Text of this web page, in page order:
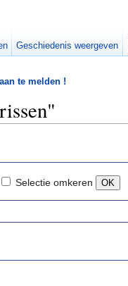
te melden !
Selectie omkeren
Geschiedenis weergeven